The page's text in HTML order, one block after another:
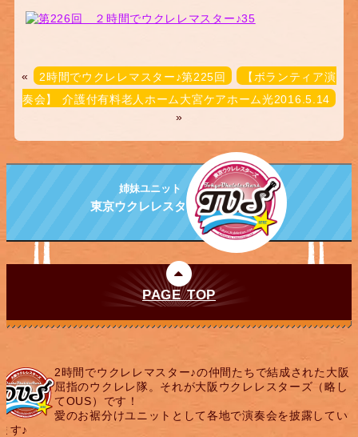
« 2時間でウクレレマスター♪第225回
【ボランティア演
奏会】 介護付有料老人ホーム大宮ケアホーム光2016.5.14
»
姉妹ユニット
東京ウクレレスターズ
PAGE TOP
2時間でウクレレマスター♪の仲間たちで結成された大阪
屈指のウクレレ隊。それが大阪ウクレレスターズ（略し
てOUS）です！
愛のお裾分けユニットとして各地で演奏会を披露してい
す♪